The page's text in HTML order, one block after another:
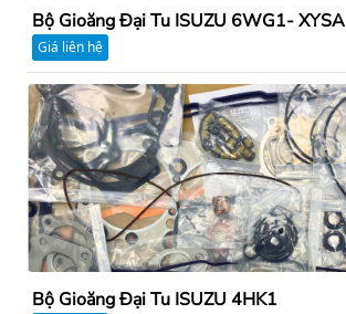
Bộ Gioăng Đại Tu ISUZU 6WG1- XYSA
Giá liên hệ
Bộ Gioăng Đại Tu ISUZU 4HK1